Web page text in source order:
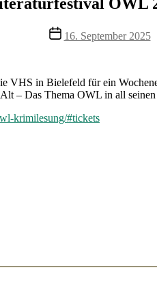
Veröffentlichungsdatum
16. September 2025
VHS in Bielefeld für ein
– Das Thema OWL in all
krimilesung/#tickets